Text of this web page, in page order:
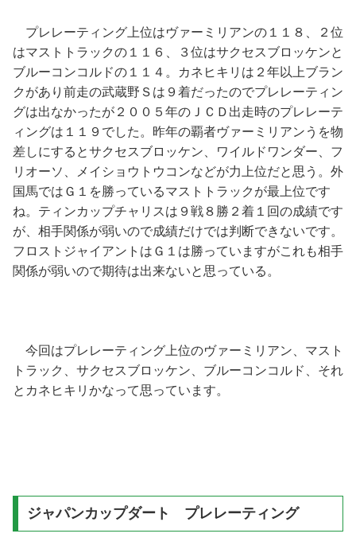
プレレーティング上位はヴァーミリアンの１１８、２位
はマストトラックの１１６、３位はサクセスブロッケンと
ブルーコンコルドの１１４。カネヒキリは２年以上ブラン
クがあり前走の武蔵野Ｓは９着だったのでプレレーティン
グは出なかったが２００５年のＪＣＤ出走時のプレレーテ
ィングは１１９でした。昨年の覇者ヴァーミリアンうを物
差しにするとサクセスブロッケン、ワイルドワンダー、フ
リオーソ、メイショウトウコンなどが力上位だと思う。外
国馬ではＧ１を勝っているマストトラックが最上位です
ね。ティンカップチャリスは９戦８勝２着１回の成績です
が、相手関係が弱いので成績だけでは判断できないです。
フロストジャイアントはＧ１は勝っていますがこれも相手
関係が弱いので期待は出来ないと思っている。
今回はプレレーティング上位のヴァーミリアン、マスト
トラック、サクセスブロッケン、ブルーコンコルド、それ
とカネヒキリかなって思っています。
ジャパンカップダート プレレーティング